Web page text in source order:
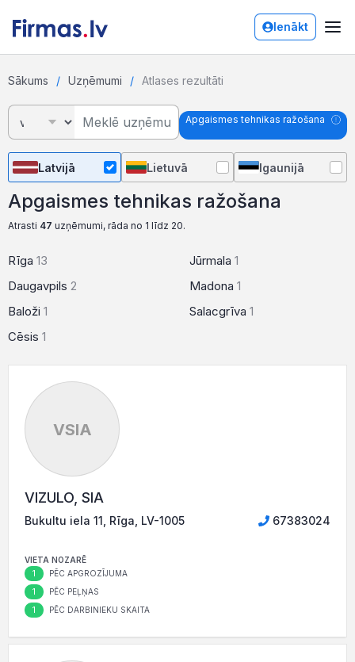
Ienākt
Sākums Uzņēmumi Atlases rezultāti
Apgaismes tehnikas ražošana
Latvijā Lietuvā Igaunijā
Apgaismes tehnikas ražošana
Atrasti 47 uzņēmumi, rāda no 1 līdz 20.
Rīga 13
Daugavpils 2
Baloži 1
Cēsis 1
Jūrmala 1
Madona 1
Salacgrīva 1
VSIA
VIZULO, SIA
Bukultu iela 11, Rīga, LV-1005 67383024
VIETA NOZARĒ
1 PĒC APGROZĪJUMA
1 PĒC PEĻŅAS
1 PĒC DARBINIEKU SKAITA